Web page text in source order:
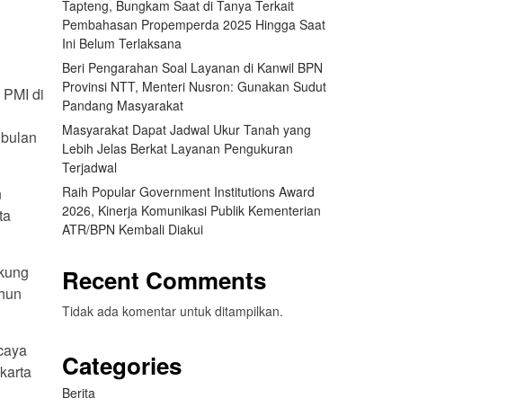
di
Tapteng, Bungkam Saat di Tanya Terkait
Pembahasan Propemperda 2025 Hingga Saat
Ini Belum Terlaksana
Beri Pengarahan Soal Layanan di Kanwil BPN
Provinsi NTT, Menteri Nusron: Gunakan Sudut
Pandang Masyarakat
Masyarakat Dapat Jadwal Ukur Tanah yang
Lebih Jelas Berkat Layanan Pengukuran
Terjadwal
Raih Popular Government Institutions Award
2026, Kinerja Komunikasi Publik Kementerian
ATR/BPN Kembali Diakui
Recent Comments
Tidak ada komentar untuk ditampilkan.
Categories
Berita